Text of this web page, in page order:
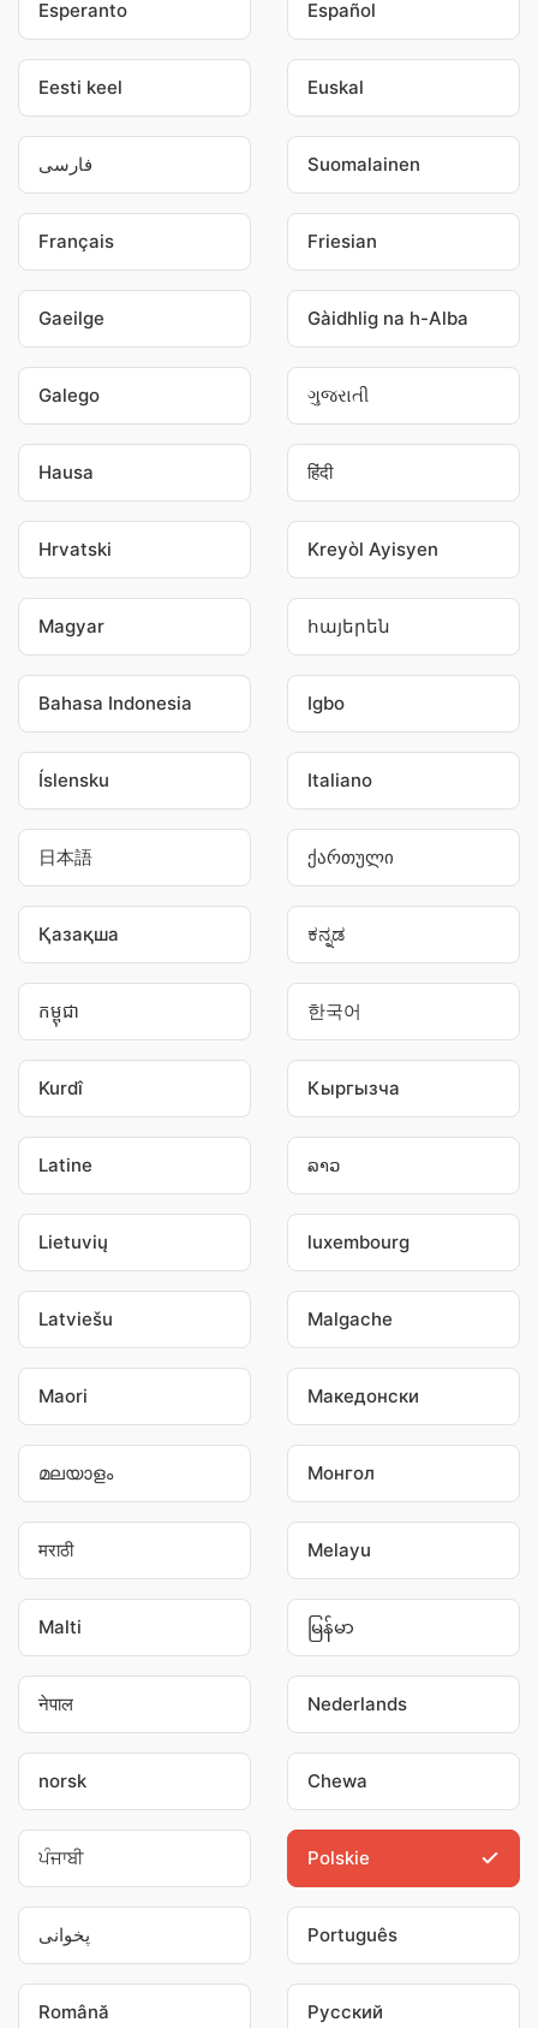
Esperanto Español
Eesti keel Euskal
فارسی Suomalainen
Français Friesian
Gaeilge Gàidhlig na h-Alba
Galego ગુજરાતી
Hausa हिंदी
Hrvatski Kreyòl Ayisyen
Magyar հայերեն
Bahasa Indonesia Igbo
Íslensku Italiano
日本語 ქართული
Қазақша ಕನ್ನಡ
កម្ពុជា 한국어
Kurdî Кыргызча
Latine ລາວ
Lietuvių luxembourg
Latviešu Malgache
Maori Македонски
മലയാളം Монгол
मराठी Melayu
Malti မြန်မာ
नेपाल Nederlands
norsk Chewa
ਪੰਜਾਬੀ Polskie
پخوانی Português
Română Pусский